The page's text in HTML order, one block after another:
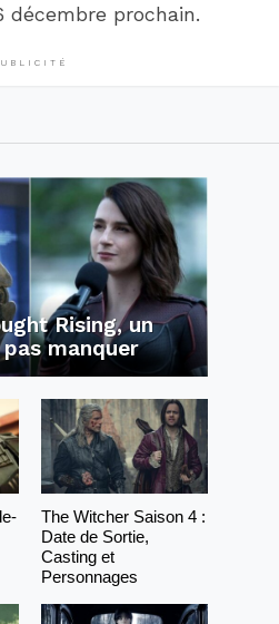
décembre prochain.
Rising, un
manquer
The Witcher Saison 4 :
Date de Sortie,
Casting et
Personnages